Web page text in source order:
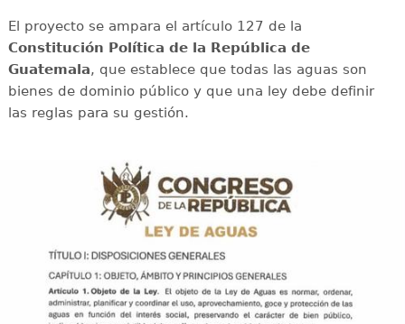
El proyecto se ampara el artículo 127 de la
Constitución Política de la República de
Guatemala, que establece que todas las aguas son
bienes de dominio público y que una ley debe definir
las reglas para su gestión.